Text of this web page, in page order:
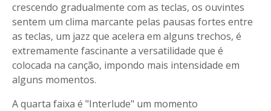
crescendo gradualmente com as teclas, os ouvintes
sentem um clima marcante pelas pausas fortes entre
as teclas, um jazz que acelera em alguns trechos, é
extremamente fascinante a versatilidade que é
colocada na canção, impondo mais intensidade em
alguns momentos.
A quarta faixa é "Interlude" um momento